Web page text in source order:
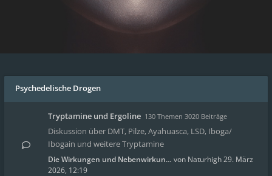
Psychedelische Drogen
Tryptamine und Ergoline 130 Themen 3020 Beiträge
Diskussion über DMT, Pilze, Ayahuasca, LSD, Iboga/
Ibogain und weitere Tryptamine
Die Wirkungen und Nebenwirkun… von Naturhigh29. März
2026, 12:19